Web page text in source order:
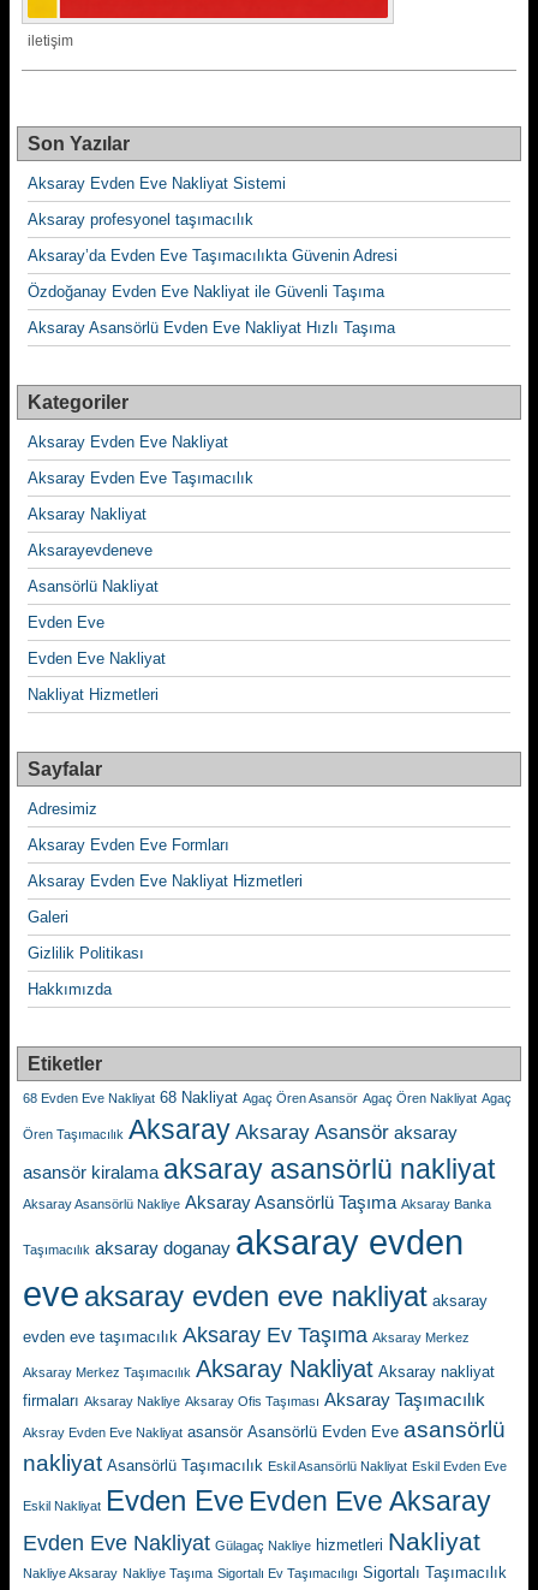
iletişim
Son Yazılar
Aksaray Evden Eve Nakliyat Sistemi
Aksaray profesyonel taşımacılık
Aksaray’da Evden Eve Taşımacılıkta Güvenin Adresi
Özdoğanay Evden Eve Nakliyat ile Güvenli Taşıma
Aksaray Asansörlü Evden Eve Nakliyat Hızlı Taşıma
Kategoriler
Aksaray Evden Eve Nakliyat
Aksaray Evden Eve Taşımacılık
Aksaray Nakliyat
Aksarayevdeneve
Asansörlü Nakliyat
Evden Eve
Evden Eve Nakliyat
Nakliyat Hizmetleri
Sayfalar
Adresimiz
Aksaray Evden Eve Formları
Aksaray Evden Eve Nakliyat Hizmetleri
Galeri
Gizlilik Politikası
Hakkımızda
Etiketler
68 Evden Eve Nakliyat 68 Nakliyat Agaç Ören Asansör Agaç Ören Nakliyat Agaç
Ören Taşımacılık Aksaray Aksaray Asansör aksaray
asansör kiralama aksaray asansörlü nakliyat
Aksaray Asansörlü Nakliye Aksaray Asansörlü Taşıma Aksaray Banka
Taşımacılık aksaray doganay aksaray evden
eve aksaray evden eve nakliyat aksaray
evden eve taşımacılık Aksaray Ev Taşıma Aksaray Merkez
Aksaray Merkez Taşımacılık Aksaray Nakliyat Aksaray nakliyat
firmaları Aksaray Nakliye Aksaray Ofis Taşıması Aksaray Taşımacılık
Aksray Evden Eve Nakliyat asansör Asansörlü Evden Eve asansörlü
nakliyat Asansörlü Taşımacılık Eskil Asansörlü Nakliyat Eskil Evden Eve
Eskil Nakliyat Evden EveEvden Eve Aksaray
Evden Eve Nakliyat Gülagaç Nakliye hizmetleri Nakliyat
Nakliye Aksaray Nakliye Taşıma Sigortalı Ev Taşımacılıgı Sigortalı Taşımacılık